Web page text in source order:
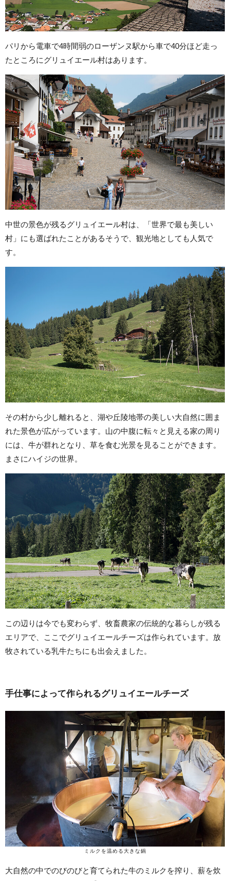
パリから電車で4時間弱のローザンヌ駅から車で40分ほど走っ
たところにグリュイエール村はあります。
中世の景色が残るグリュイエール村は、「世界で最も美しい
村」にも選ばれたことがあるそうで、観光地としても人気で
す。
その村から少し離れると、湖や丘陵地帯の美しい大自然に囲ま
れた景色が広がっています。山の中腹に転々と見える家の周り
には、牛が群れとなり、草を食む光景を見ることができます。
まさにハイジの世界。
この辺りは今でも変わらず、牧畜農家の伝統的な暮らしが残る
エリアで、ここでグリュイエールチーズは作られています。放
牧されている乳牛たちにも出会えました。
手仕事によって作られるグリュイエールチーズ
ミルクを温める大きな鍋
大自然の中でのびのびと育てられた牛のミルクを搾り、薪を炊